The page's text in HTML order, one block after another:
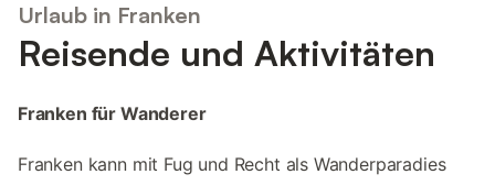
Urlaub in Franken
Reisende und Aktivitäten
Franken für Wanderer
Franken kann mit Fug und Recht als Wanderparadies